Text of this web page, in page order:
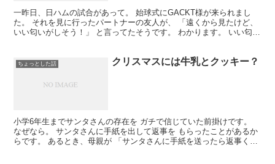
一昨日、日ハムの試合があって。 始球式にGACKT様が来られまし
た。 それを見に行ったパートナーの友人が、 「遠くから見たけど、
いい匂いがしそう！」 と言ってたそうです。 わかります。 いい匂い
ちょっとした話 クリスマスには牛乳とクッキー？
小学6年生までサンタさんの存在を ガチで信じていた前掛けです。
なぜなら。 サンタさんに手紙を出して返事を もらったことがあるか
らです。 あるとき、母親が 「サンタさんに手紙を送ったら返事くれ